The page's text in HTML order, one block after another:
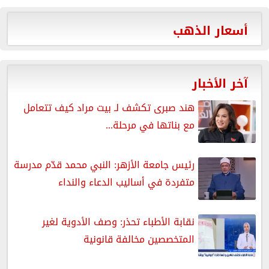
أسعار الذهب
آخر الأخبار
هند صبرى تكشف لـ بيت مراد كيف تتعامل
مع بناتها في مرحلة...
رئيس جامعة الأزهر: النبي محمد قدّم مدرسة
متفردة في أساليب الدعاء والنداء
نقابة الأطباء تحذر: وصف الأدوية لغير
المتخصصين مخالفة قانونية